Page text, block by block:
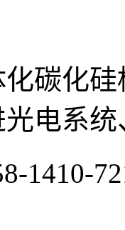
碳化
电系
1410-